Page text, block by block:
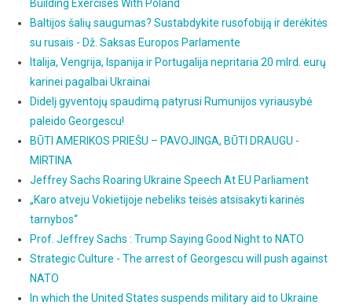
Building Exercises With Poland
Baltijos šalių saugumas? Sustabdykite rusofobiją ir derėkitės
su rusais - Dž. Saksas Europos Parlamente
Italija, Vengrija, Ispanija ir Portugalija nepritaria 20 mlrd. eurų
karinei pagalbai Ukrainai
Didelį gyventojų spaudimą patyrusi Rumunijos vyriausybė
paleido Georgescu!
BŪTI AMERIKOS PRIEŠU – PAVOJINGA, BŪTI DRAUGU -
MIRTINA
Jeffrey Sachs Roaring Ukraine Speech At EU Parliament
„Karo atveju Vokietijoje nebeliks teisės atsisakyti karinės
tarnybos“
Prof. Jeffrey Sachs : Trump Saying Good Night to NATO
Strategic Culture - The arrest of Georgescu will push against
NATO
In which the United States suspends military aid to Ukraine